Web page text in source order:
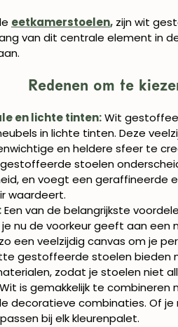
eetkamerstoelen, zijn wit
van dit centrale element in
Redenen om te
en lichte tinten:Wit
in lichte tinten. Deze
en heldere sfeer te
stoelen
en voegt een
waardeert.
Een van de belangrijkste
nu de voorkeur geeft aan
een veelzijdig canvas om je
gestoffeerde stoelen bieden
zodat je stoelen niet
Wit is gemakkelijk te combineren
decoratieve combinaties. Of
bij elk kleurenpalet.